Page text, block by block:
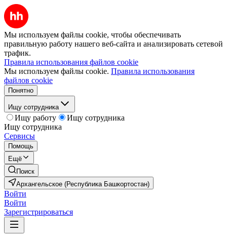
Мы используем файлы cookie, чтобы обеспечивать
правильную работу нашего веб-сайта и анализировать сетевой
трафик.
Правила использования файлов cookie
Мы используем файлы cookie. Правила использования
файлов cookie
Понятно
Ищу сотрудника
Ищу работу
Ищу сотрудника
Ищу сотрудника
Сервисы
Помощь
Ещё
Поиск
Архангельское (Республика Башкортостан)
Войти
Войти
Зарегистрироваться